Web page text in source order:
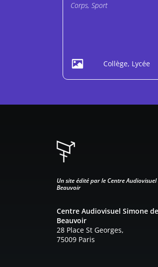
Corps, Sport
Collège, Lycée
Un site édité par le Centre
Beauvoir
Centre Audiovisuel Simone de
Beauvoir
28 Place St Georges,
75009 Paris